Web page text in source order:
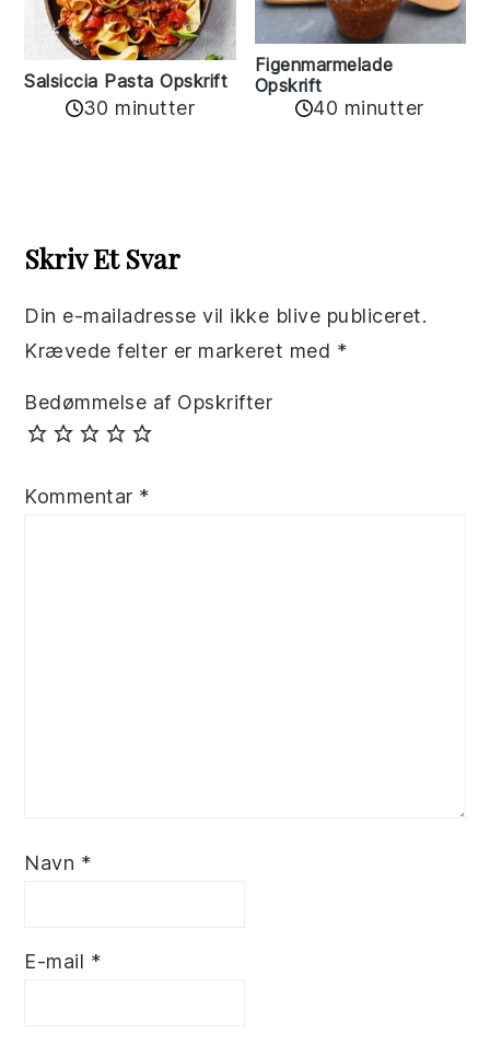
Salsiccia Pasta Opskrift
30 minutter
Figenmarmelade
Opskrift
40 minutter
Interactions
Skriv Et Svar
Din e-mailadresse vil ikke blive publiceret.
Krævede felter er markeret med *
Bedømmelse af Opskrifter
Kommentar *
Navn *
E-mail *